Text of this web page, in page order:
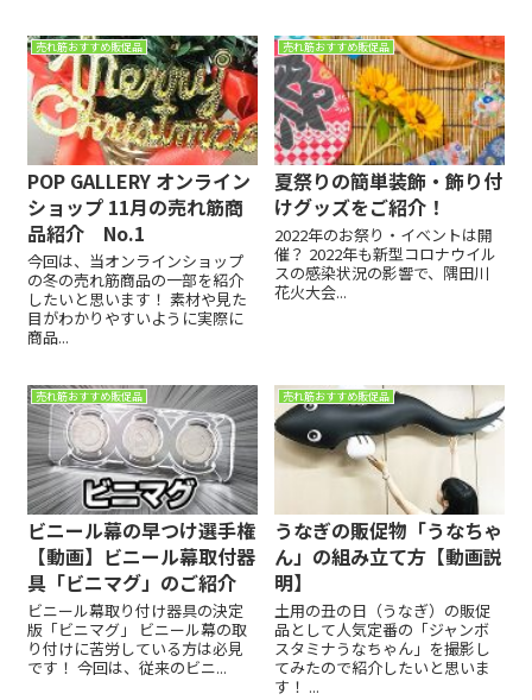
売れ筋おすすめ販促品
POP GALLERY オンライン
ショップ 11月の売れ筋商
品紹介 No.1
今回は、当オンラインショップ
の冬の売れ筋商品の一部を紹介
したいと思います！ 素材や見た
目がわかりやすいように実際に
商品...
売れ筋おすすめ販促品
夏祭りの簡単装飾・飾り付
けグッズをご紹介！
2022年のお祭り・イベントは開
催？ 2022年も新型コロナウイル
スの感染状況の影響で、隅田川
花火大会...
売れ筋おすすめ販促品
ビニール幕の早つけ選手権
【動画】ビニール幕取付器
具「ビニマグ」のご紹介
ビニール幕取り付け器具の決定
版「ビニマグ」 ビニール幕の取
り付けに苦労している方は必見
です！ 今回は、従来のビニ...
売れ筋おすすめ販促品
うなぎの販促物「うなちゃ
ん」の組み立て方【動画説
明】
土用の丑の日（うなぎ）の販促
品として人気定番の「ジャンボ
スタミナうなちゃん」を撮影し
てみたので紹介したいと思いま
す！ ...